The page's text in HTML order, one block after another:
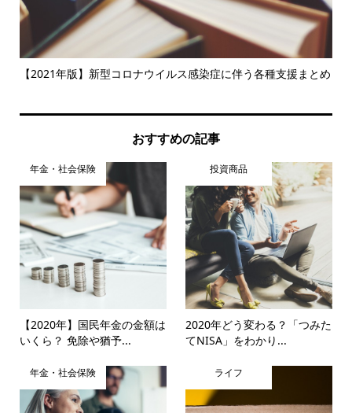
【2021年版】新型コロナウイルス感染症に伴う各種支援まとめ
おすすめの記事
年金・社会保険
【2020年】国民年金の金額は
いくら？ 免除や猶予...
投資商品
2020年どう変わる？「つみた
てNISA」をわかり...
年金・社会保険 ライフ